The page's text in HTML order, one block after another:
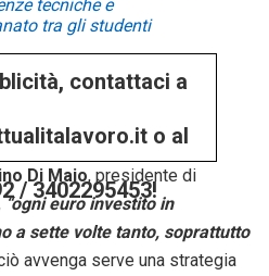
tecniche e
tra gli studenti
contattaci a
o al
/ 3402295453!
Di Maio, presidente di
“ogni euro investito in
a sette volte tanto, soprattutto
avvenga serve una strategia